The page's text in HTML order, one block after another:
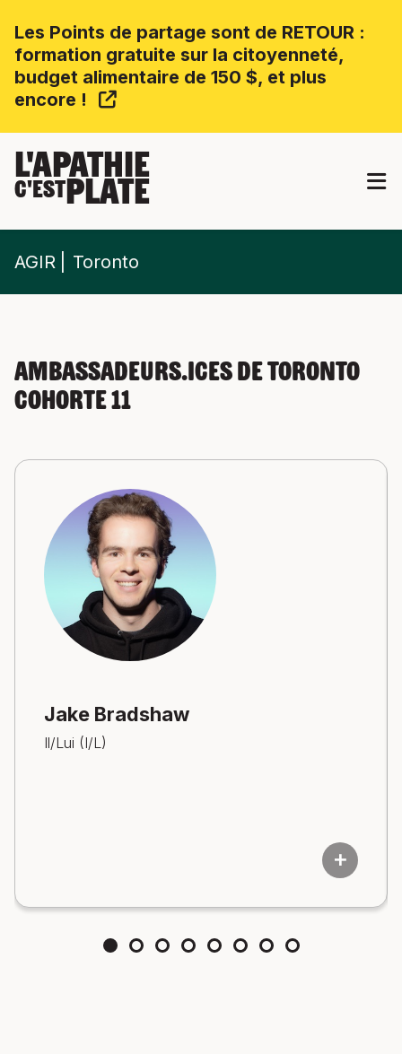
Les Points de partage sont de RETOUR :
formation gratuite sur la citoyenneté,
budget alimentaire de 150 $, et plus
encore !
L'APATHIE
C'ESTPLATE
AGIR Toronto
Ambassadeurs.ices de Toronto
Cohorte 11
Jake Bradshaw
Il/Lui (I/L)
add